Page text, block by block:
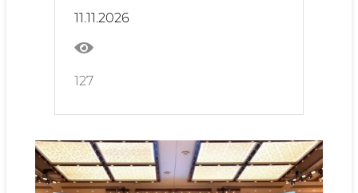
11.11.2026
127